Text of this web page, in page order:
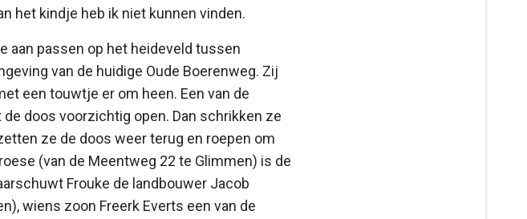
het kindje heb ik niet kunnen vinden.
aan passen op het heideveld tussen
van de huidige Oude Boerenweg. Zij
een touwtje er om heen. Een van de
doos voorzichtig open. Dan schrikken ze
ze de doos weer terug en roepen om
(van de Meentweg 22 te Glimmen) is de
Frouke de landbouwer Jacob
wiens zoon Freerk Everts een van de